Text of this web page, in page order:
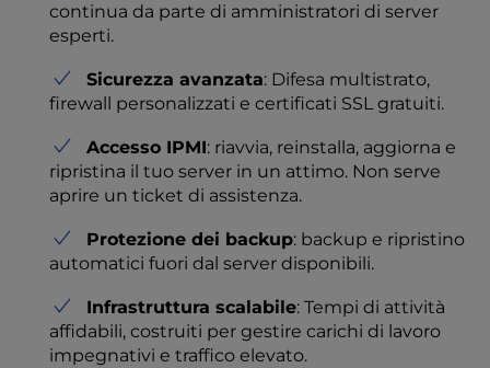
continua da parte di amministratori di server
esperti.
Sicurezza avanzata: Difesa multistrato,
firewall personalizzati e certificati SSL gratuiti.
Accesso IPMI: riavvia, reinstalla, aggiorna e
ripristina il tuo server in un attimo. Non serve
aprire un ticket di assistenza.
Protezione dei backup: backup e ripristino
automatici fuori dal server disponibili.
Infrastruttura scalabile: Tempi di attività
affidabili, costruiti per gestire carichi di lavoro
impegnativi e traffico elevato.